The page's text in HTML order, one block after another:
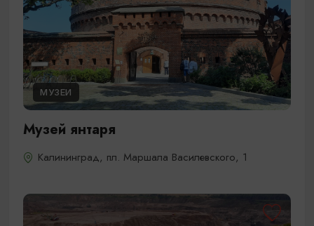
МУЗЕИ
Музей янтаря
Калининград, пл. Маршала Василевского, 1